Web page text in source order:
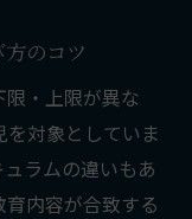
スクール選び
自立心の大切
のコツ
・上限が異な
対象としていま
ラムの違いもあ
内容が合致する